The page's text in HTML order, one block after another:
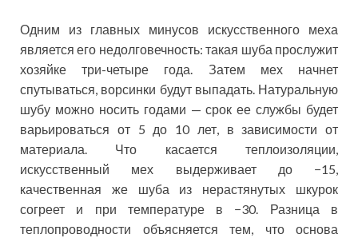
Одним из главных минусов искусственного меха
является его недолговечность: такая шуба прослужит
хозяйке три-четыре года. Затем мех начнет
спутываться, ворсинки будут выпадать. Натуральную
шубу можно носить годами — срок ее службы будет
варьироваться от 5 до 10 лет, в зависимости от
материала. Что касается теплоизоляции,
искусственный мех выдерживает до −15,
качественная же шуба из нерастянутых шкурок
согреет и при температуре в −30. Разница в
теплопроводности объясняется тем, что основа